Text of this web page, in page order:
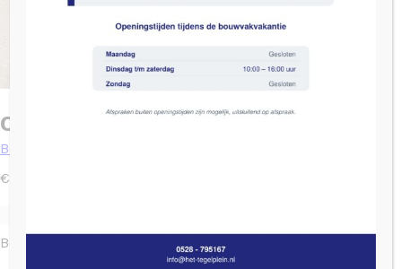
Cristacer Aveneu Sand – 90×90
Beton
€
Beschikbaar via nabestelling